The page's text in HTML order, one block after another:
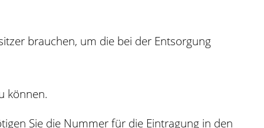
brauchen, um die bei der Entsorgung
können.
Sie die Nummer für die Eintragung in den